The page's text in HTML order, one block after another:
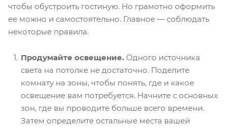
чтобы обустроить гостиную. Но грамотно оформить
ее можно и самостоятельно. Главное — соблюдать
некоторые правила.
Продумайте освещение. Одного источника
света на потолке не достаточно. Поделите
комнату на зоны, чтобы понять, где и какое
освещение вам потребуется. Начните с основных
зон, где вы проводите больше всего времени.
Затем определите остальные места вашей